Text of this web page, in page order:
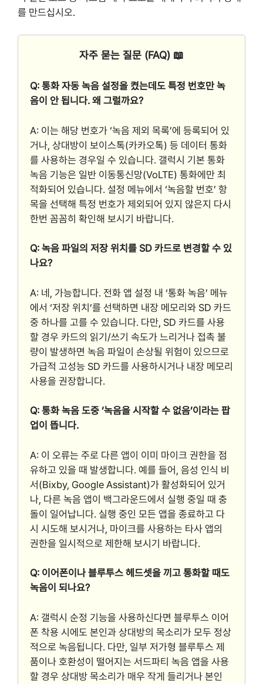
를 만드십시오.
자주 묻는 질문 (FAQ) 📖
Q: 통화 자동 녹음 설정을 켰는데도 특정 번호만 녹
음이 안 됩니다. 왜 그럴까요?
A: 이는 해당 번호가 ‘녹음 제외 목록’에 등록되어 있
거나, 상대방이 보이스톡(카카오톡) 등 데이터 통화
를 사용하는 경우일 수 있습니다. 갤럭시 기본 통화
녹음 기능은 일반 이동통신망(VoLTE) 통화에만 최
적화되어 있습니다. 설정 메뉴에서 ‘녹음할 번호’ 항
목을 선택해 특정 번호가 제외되어 있지 않은지 다시
한번 꼼꼼히 확인해 보시기 바랍니다.
Q: 녹음 파일의 저장 위치를 SD 카드로 변경할 수 있
나요?
A: 네, 가능합니다. 전화 앱 설정 내 ‘통화 녹음’ 메뉴
에서 ‘저장 위치’를 선택하면 내장 메모리와 SD 카드
중 하나를 고를 수 있습니다. 다만, SD 카드를 사용
할 경우 카드의 읽기/쓰기 속도가 느리거나 접촉 불
량이 발생하면 녹음 파일이 손상될 위험이 있으므로
가급적 고성능 SD 카드를 사용하시거나 내장 메모리
사용을 권장합니다.
Q: 통화 녹음 도중 ‘녹음을 시작할 수 없음’이라는 팝
업이 뜹니다.
A: 이 오류는 주로 다른 앱이 이미 마이크 권한을 점
유하고 있을 때 발생합니다. 예를 들어, 음성 인식 비
서(Bixby, Google Assistant)가 활성화되어 있거
나, 다른 녹음 앱이 백그라운드에서 실행 중일 때 충
돌이 일어납니다. 실행 중인 모든 앱을 종료하고 다
시 시도해 보시거나, 마이크를 사용하는 타사 앱의
권한을 일시적으로 제한해 보시기 바랍니다.
Q: 이어폰이나 블루투스 헤드셋을 끼고 통화할 때도
녹음이 되나요?
A: 갤럭시 순정 기능을 사용하신다면 블루투스 이어
폰 착용 시에도 본인과 상대방의 목소리가 모두 정상
적으로 녹음됩니다. 다만, 일부 저가형 블루투스 제
품이나 호환성이 떨어지는 서드파티 녹음 앱을 사용
할 경우 상대방 목소리가 매우 작게 들리거나 본인